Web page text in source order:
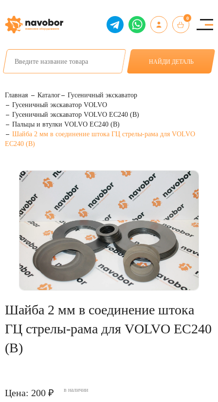
0
НАЙДИ ДЕТАЛЬ
Главная Каталог
Гусеничный экскаватор
Гусеничный экскаватор VOLVO
Гусеничный экскаватор VOLVO EC240 (B)
Пальцы и втулки VOLVO EC240 (B)
Шайба 2 мм в соединение штока ГЦ стрелы-рама для VOLVO
EC240 (B)
Шайба 2 мм в соединение штока
ГЦ стрелы-рама для VOLVO EC240
(B)
Цена: 200 ₽ в наличии